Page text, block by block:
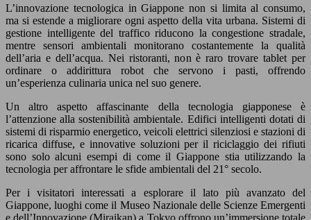
L’innovazione tecnologica in Giappone non si limita al consumo,
ma si estende a migliorare ogni aspetto della vita urbana. Sistemi di
gestione intelligente del traffico riducono la congestione stradale,
mentre sensori ambientali monitorano costantemente la qualità
dell’aria e dell’acqua. Nei ristoranti, non è raro trovare tablet per
ordinare o addirittura robot che servono i pasti, offrendo
un’esperienza culinaria unica nel suo genere.
Un altro aspetto affascinante della tecnologia giapponese è
l’attenzione alla sostenibilità ambientale. Edifici intelligenti dotati di
sistemi di risparmio energetico, veicoli elettrici silenziosi e stazioni di
ricarica diffuse, e innovative soluzioni per il riciclaggio dei rifiuti
sono solo alcuni esempi di come il Giappone stia utilizzando la
tecnologia per affrontare le sfide ambientali del 21° secolo.
Per i visitatori interessati a esplorare il lato più avanzato del
Giappone, luoghi come il Museo Nazionale delle Scienze Emergenti
e dell’Innovazione (Miraikan) a Tokyo offrono un’immersione totale